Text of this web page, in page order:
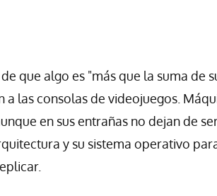
que algo es "más que la suma de
a las consolas de videojuegos.
en sus entrañas no dejan de
y su sistema operativo